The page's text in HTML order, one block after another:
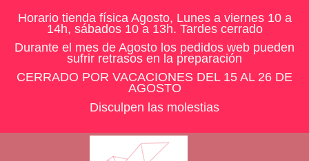
Horario tienda física Agosto, Lunes a viernes 10 a
14h, sábados 10 a 13h. Tardes cerrado
Durante el mes de Agosto los pedidos web pueden
sufrir retrasos en la preparación
CERRADO POR VACACIONES DEL 15 AL 26 DE
AGOSTO
Disculpen las molestias